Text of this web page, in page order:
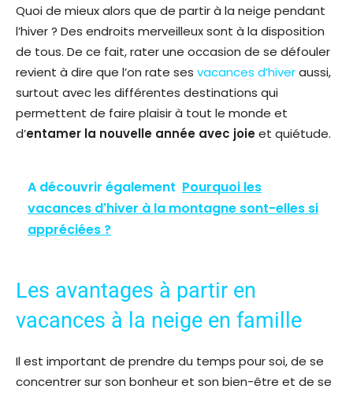
Quoi de mieux alors que de partir à la neige pendant
l’hiver ? Des endroits merveilleux sont à la disposition
de tous. De ce fait, rater une occasion de se défouler
revient à dire que l’on rate ses vacances d’hiveraussi,
surtout avec les différentes destinations qui
permettent de faire plaisir à tout le monde et
d’entamer la nouvelle année avec joieet quiétude.
A découvrir également Pourquoi les
vacances d'hiver à la montagne sont-elles si
appréciées ?
Les avantages à partir en
vacances à la neige en famille
Il est important de prendre du temps pour soi, de se
concentrer sur son bonheur et son bien-être et de se